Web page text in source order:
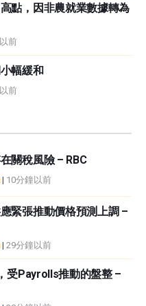
點，因非農就業數據轉為
前
幅緩和
前
關稅風險 – RBC
| 10分鐘以前
緊張推動價格預測上調 –
| 29分鐘以前
受Payrolls推動的盤整 –